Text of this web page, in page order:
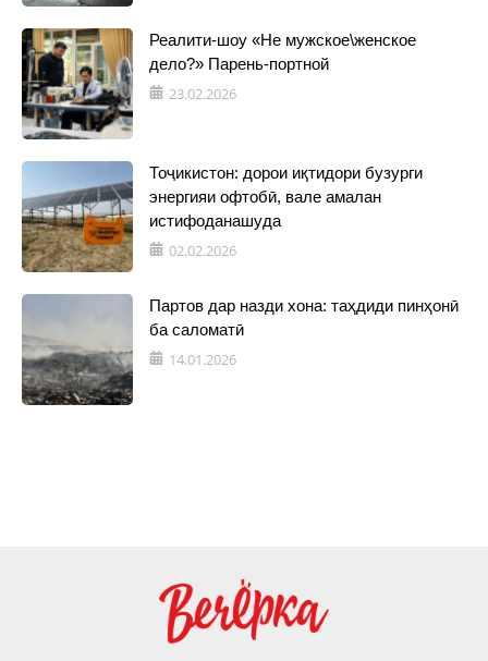
Реалити-шоу «Не мужское\женское
дело?» Парень-портной
23.02.2026
Тоҷикистон: дорои иқтидори бузурги
энергияи офтобӣ, вале амалан
истифоданашуда
02.02.2026
Партов дар назди хона: таҳдиди пинҳонӣ
ба саломатӣ
14.01.2026